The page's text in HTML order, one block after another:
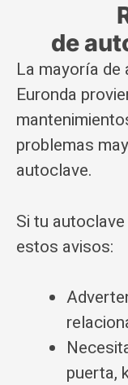
de
La mayoría
Euronda
problemas
autoclave.
Si tu
estos avisos:
puerta,